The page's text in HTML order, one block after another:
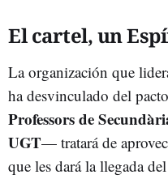
El cartel, un
La organización que
ha desvinculado del
Professors de
UGT— tratará de
que les dará la llegada